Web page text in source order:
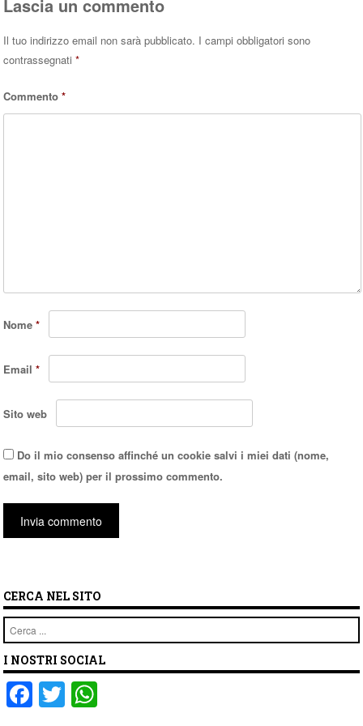
Lascia un commento
Il tuo indirizzo email non sarà pubblicato. I campi obbligatori sono
contrassegnati*
Commento*
Nome*
Email*
Sito web
Do il mio consenso affinché un cookie salvi i miei dati (nome,
email, sito web) per il prossimo commento.
CERCA NEL SITO
Cerca
I NOSTRI SOCIAL
F T